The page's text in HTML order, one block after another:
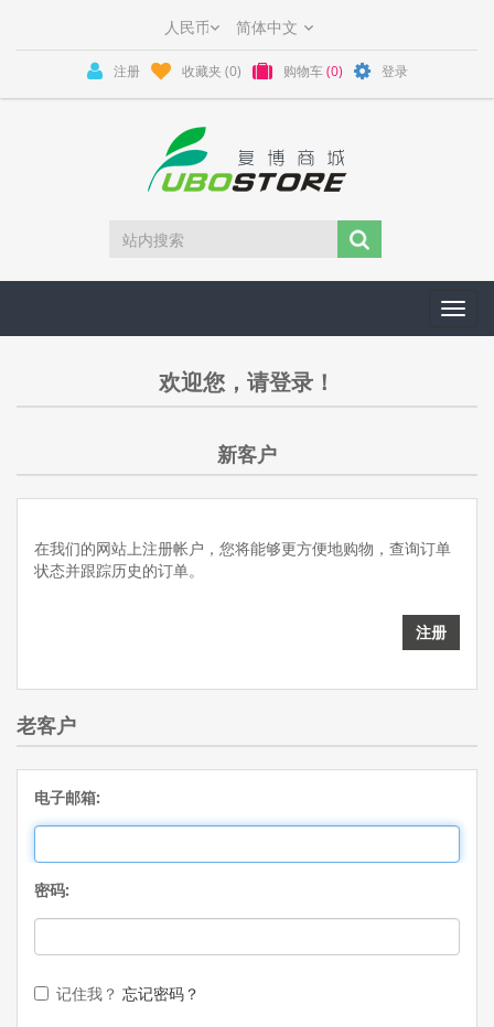
注册 收藏夹 (0) 购物车 (0) 登录
欢迎您，请登录！
新客户
在我们的网站上注册帐户，您将能够更方便地购物，查询订单
状态并跟踪历史的订单。
老客户
电子邮箱:
密码:
记住我？ 忘记密码？